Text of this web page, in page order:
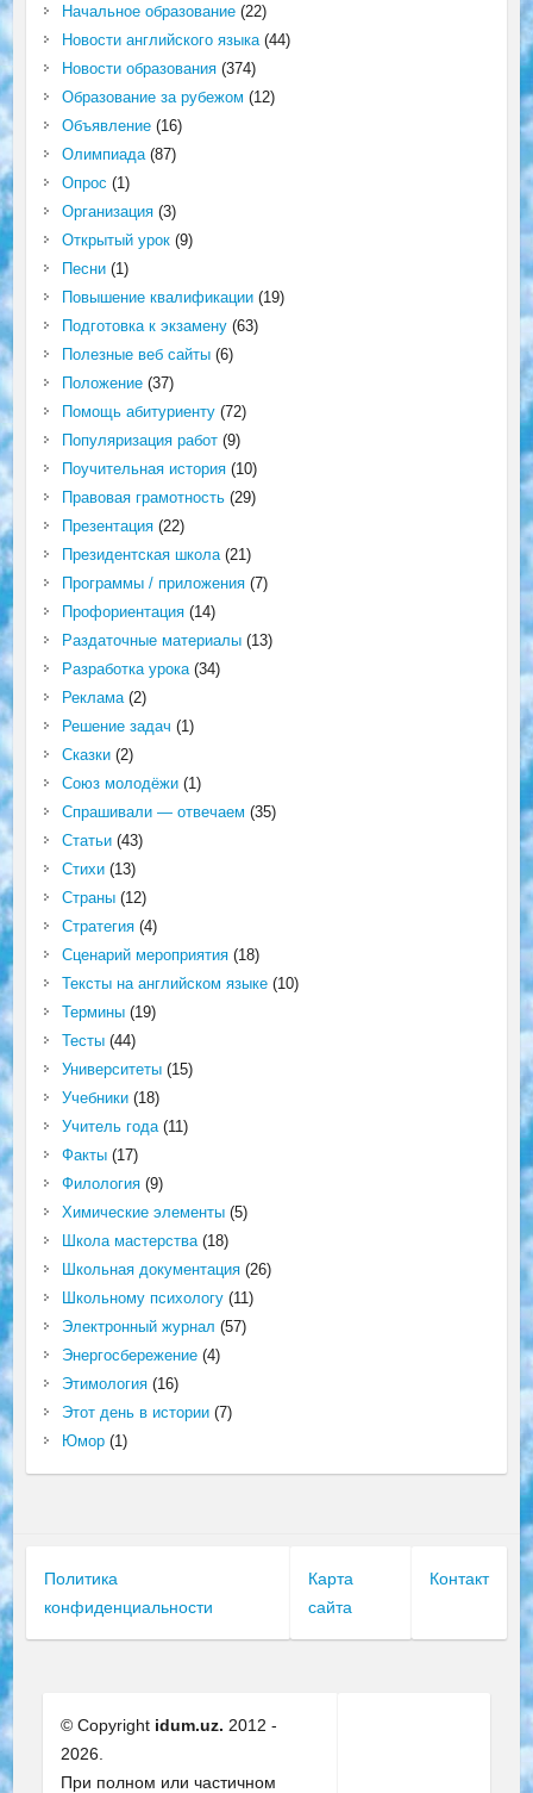
Начальное образование(22)
Новости английского языка(44)
Новости образования(374)
Образование за рубежом (12)
Объявление(16)
Олимпиада(87)
Опрос (1)
Организация(3)
Открытый урок(9)
Песни(1)
Повышение квалификации(19)
Подготовка к экзамену(63)
Полезные веб сайты(6)
Положение(37)
Помощь абитуриенту(72)
Популяризация работ(9)
Поучительная история(10)
Правовая грамотность(29)
Презентация(22)
Президентская школа(21)
Программы / приложения(7)
Профориентация(14)
Раздаточные материалы(13)
Разработка урока(34)
Реклама(2)
Решение задач (1)
Сказки(2)
Союз молодёжи(1)
Спрашивали — отвечаем (35)
Статьи(43)
Стихи(13)
Страны(12)
Стратегия(4)
Сценарий мероприятия(18)
Тексты на английском языке(10)
Термины(19)
Тесты(44)
Университеты(15)
Учебники(18)
Учитель года(11)
Факты(17)
Филология(9)
Химические элементы(5)
Школа мастерства(18)
Школьная документация(26)
Школьному психологу(11)
Электронный журнал (57)
Энергосбережение(4)
Этимология(16)
Этот день в истории(7)
Юмор(1)
Политика
конфиденциальности
Карта
сайта
Контакт
© Copyright idum.uz. 2012 -
2026.
При полном или частичном